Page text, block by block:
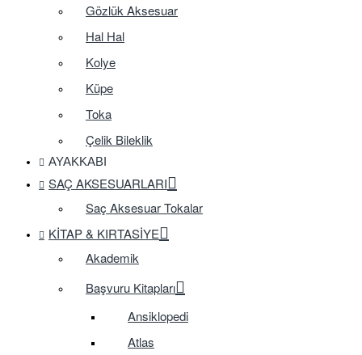
Gözlük Aksesuar
Hal Hal
Kolye
Küpe
Toka
Çelik Bileklik
AYAKKABI
SAÇ AKSESUARLARI
Saç Aksesuar Tokalar
KITAP & KIRTASIYE
Akademik
Başvuru Kitapları
Ansiklopedi
Atlas